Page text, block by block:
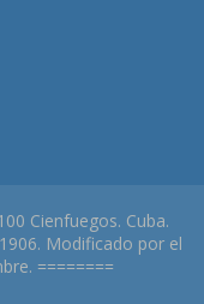
Cienfuegos. Cuba.
Modificado por el
========